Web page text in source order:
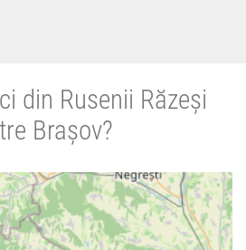
din Rusenii Răzeși
Brașov?